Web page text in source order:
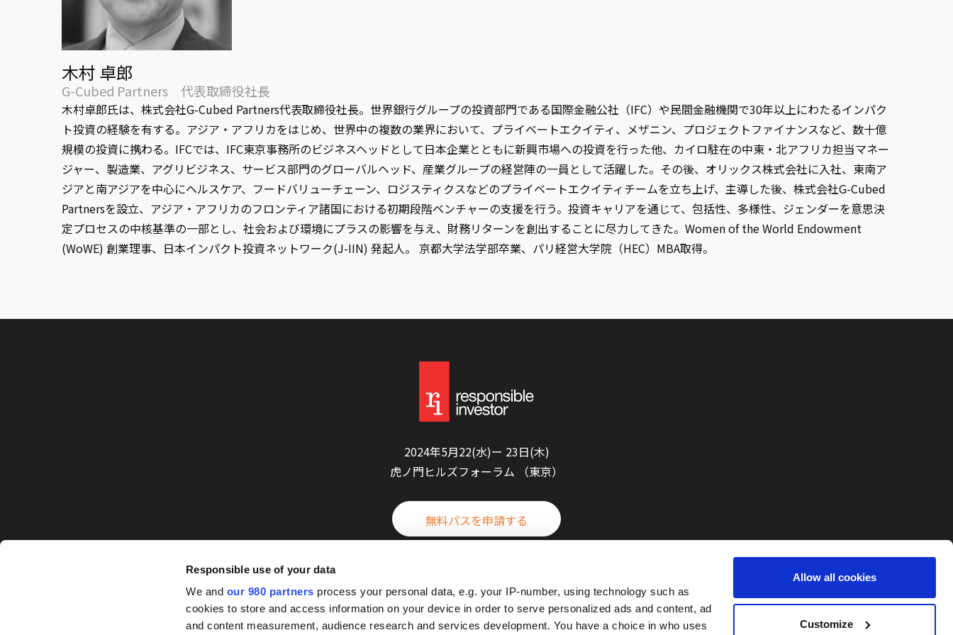
Responsible use of your data
We and our 980 partners process your personal data, e.g. your IP-number, using technology such as
cookies to store and access information on your device in order to serve personalized ads and content, ad
and content measurement, audience research and services development. You have a choice in who uses
Allow all cookies
Customize
木村 卓郎
G-Cubed Partners 代表取締役社長
木村卓郎氏は、株式会社G-Cubed Partners代表取締役社長。世界銀行グループの投資部門である国際金融公社（IFC）や民間金融機関で30年以上にわたるインパク
ト投資の経験を有する。アジア・アフリカをはじめ、世界中の複数の業界において、プライベートエクイティ、メザニン、プロジェクトファイナンスなど、数十億
規模の投資に携わる。IFCでは、IFC東京事務所のビジネスヘッドとして日本企業とともに新興市場への投資を行った他、カイロ駐在の中東・北アフリカ担当マネー
ジャー、製造業、アグリビジネス、サービス部門のグローバルヘッド、産業グループの経営陣の一員として活躍した。その後、オリックス株式会社に入社、東南ア
ジアと南アジアを中心にヘルスケア、フードバリューチェーン、ロジスティクスなどのプライベートエクイティチームを立ち上げ、主導した後、株式会社G-Cubed
Partnersを設立、アジア・アフリカのフロンティア諸国における初期段階ベンチャーの支援を行う。投資キャリアを通じて、包括性、多様性、ジェンダーを意思決
定プロセスの中核基準の一部とし、社会および環境にプラスの影響を与え、財務リターンを創出することに尽力してきた。Women of the World Endowment
(WoWE) 創業理事、日本インパクト投資ネットワーク(J-IIN) 発起人。 京都大学法学部卒業、パリ経営大学院（HEC）MBA取得。
2024年5月22(水)ー 23日(木)
虎ノ門ヒルズフォーラム （東京）
無料パスを申請する
FOLLOW US